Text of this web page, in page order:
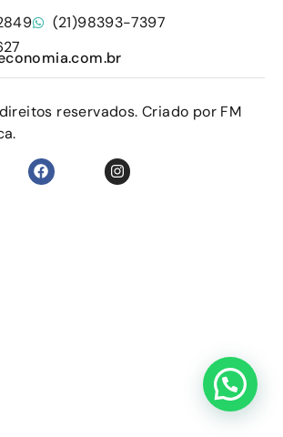
(21)98393-7397
reservados. Criado por FM